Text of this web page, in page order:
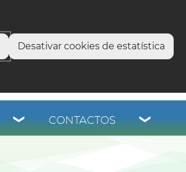
Desativar cookies de estatística
CONTACTOS